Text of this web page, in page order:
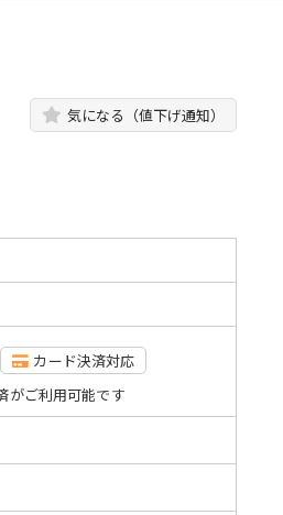
気になる（値下げ通知）
カード決済対応
がご利用可能です